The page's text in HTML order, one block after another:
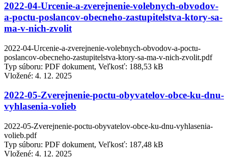
2022-04-Urcenie-a-zverejnenie-volebnych-obvodov-
a-poctu-poslancov-obecneho-zastupitelstva-ktory-sa-
ma-v-nich-zvolit
2022-04-Urcenie-a-zverejnenie-volebnych-obvodov-a-poctu-
poslancov-obecneho-zastupitelstva-ktory-sa-ma-v-nich-zvolit.pdf
Typ súboru: PDF dokument, Veľkosť: 188,53 kB
Vložené: 4. 12. 2025
2022-05-Zverejnenie-poctu-obyvatelov-obce-ku-dnu-
vyhlasenia-volieb
2022-05-Zverejnenie-poctu-obyvatelov-obce-ku-dnu-vyhlasenia-
volieb.pdf
Typ súboru: PDF dokument, Veľkosť: 187,48 kB
Vložené: 4. 12. 2025